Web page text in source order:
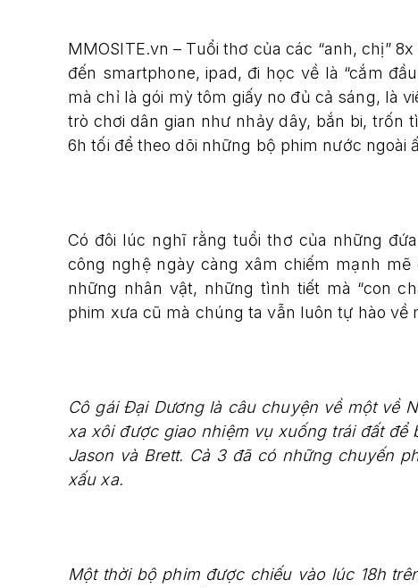
MMOSITE.vn – Tuổi thơ của các “anh, chị”
đến smartphone, ipad, đi học về là “cắm
mà chỉ là gói mỳ tôm giấy no đủ cả sáng, là
trò chơi dân gian như nhảy dây, bắn bi, trốn
6h tối để theo dõi những bộ phim nước ngoài
Có đôi lúc nghĩ rằng tuổi thơ của những
công nghệ ngày càng xâm chiếm mạnh
những nhân vật, những tình tiết mà “con
phim xưa cũ mà chúng ta vẫn luôn tự hào về
Cô gái Đại Dương là câu chuyện về một về
xa xôi được giao nhiệm vụ xuống trái đất
Jason và Brett. Cả 3 đã có những chuyến
xấu xa.
Một thời bộ phim được chiếu vào lúc 18h